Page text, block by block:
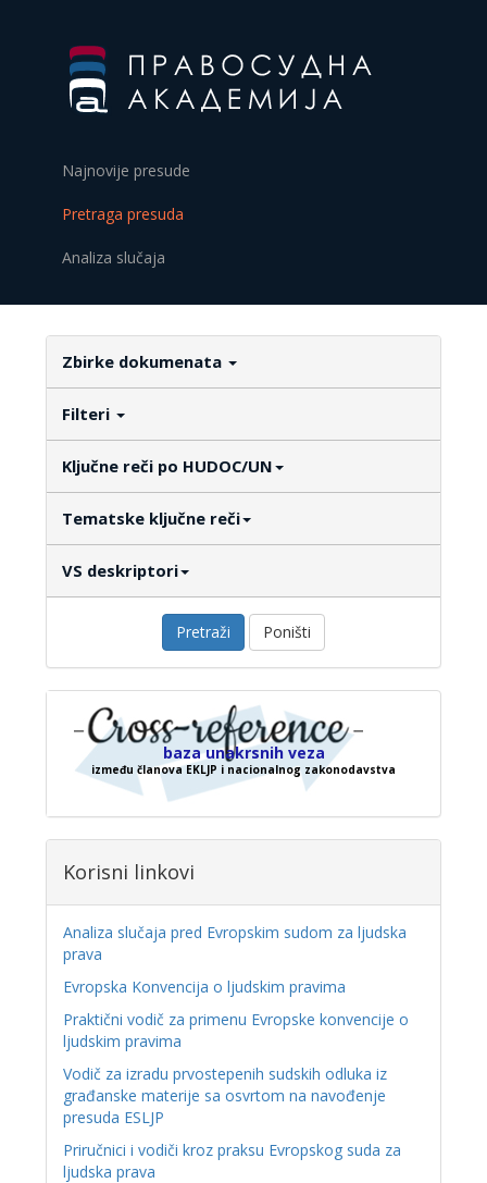
Najnovije presude
Pretraga presuda
Analiza slučaja
Zbirke dokumenata
Filteri
Ključne reči po HUDOC/UN
Tematske ključne reči
VS deskriptori
Pretraži Poništi
baza unakrsnih veza
između članova EKLJP i nacionalnog zakonodavstva
Korisni linkovi
Analiza slučaja pred Evropskim sudom za ljudska
prava
Evropska Konvencija o ljudskim pravima
Praktični vodič za primenu Evropske konvencije o
ljudskim pravima
Vodič za izradu prvostepenih sudskih odluka iz
građanske materije sa osvrtom na navođenje
presuda ESLJP
Priručnici i vodiči kroz praksu Evropskog suda za
ljudska prava